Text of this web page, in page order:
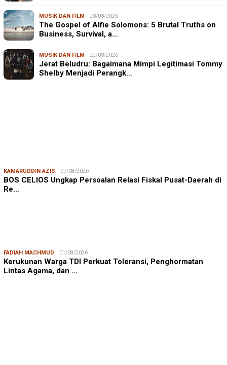
MUSIK DAN FILM 23/03/2026
The Gospel of Alfie Solomons: 5 Brutal Truths on
Business, Survival, a…
MUSIK DAN FILM 22/03/2026
Jerat Beludru: Bagaimana Mimpi Legitimasi Tommy
Shelby Menjadi Perangk…
KAMARUDDIN AZIS 07/08/2026
BOS CELIOS Ungkap Persoalan Relasi Fiskal Pusat-Daerah di
Re…
FADIAH MACHMUD 01/08/2026
Kerukunan Warga TDI Perkuat Toleransi, Penghormatan
Lintas Agama, dan …